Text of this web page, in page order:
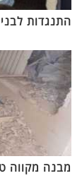
התנגדות לבניית 252 יחד
מבנה מקווה